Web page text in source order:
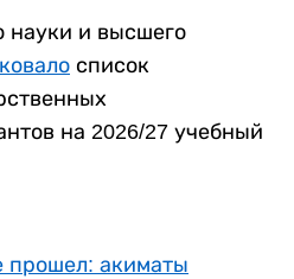
науки и высшего
список
на 2026/27 учебный
прошел: акиматы